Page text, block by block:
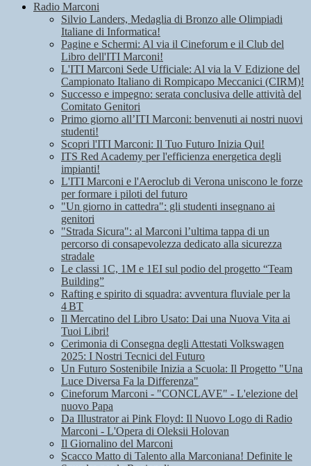
Radio Marconi
Silvio Landers, Medaglia di Bronzo alle Olimpiadi
Italiane di Informatica!
Pagine e Schermi: Al via il Cineforum e il Club del
Libro dell'ITI Marconi!
L'ITI Marconi Sede Ufficiale: Al via la V Edizione del
Campionato Italiano di Rompicapo Meccanici (CIRM)!
Successo e impegno: serata conclusiva delle attività del
Comitato Genitori
Primo giorno all’ITI Marconi: benvenuti ai nostri nuovi
studenti!
Scopri l'ITI Marconi: Il Tuo Futuro Inizia Qui!
ITS Red Academy per l'efficienza energetica degli
impianti!
L'ITI Marconi e l'Aeroclub di Verona uniscono le forze
per formare i piloti del futuro
"Un giorno in cattedra": gli studenti insegnano ai
genitori
"Strada Sicura": al Marconi l’ultima tappa di un
percorso di consapevolezza dedicato alla sicurezza
stradale
Le classi 1C, 1M e 1EI sul podio del progetto “Team
Building”
Rafting e spirito di squadra: avventura fluviale per la
4 BT
Il Mercatino del Libro Usato: Dai una Nuova Vita ai
Tuoi Libri!
Cerimonia di Consegna degli Attestati Volkswagen
2025: I Nostri Tecnici del Futuro
Un Futuro Sostenibile Inizia a Scuola: Il Progetto "Una
Luce Diversa Fa la Differenza"
Cineforum Marconi - "CONCLAVE" - L'elezione del
nuovo Papa
Da Illustrator ai Pink Floyd: Il Nuovo Logo di Radio
Marconi - L'Opera di Oleksii Holovan
Il Giornalino del Marconi
Scacco Matto di Talento alla Marconiana! Definite le